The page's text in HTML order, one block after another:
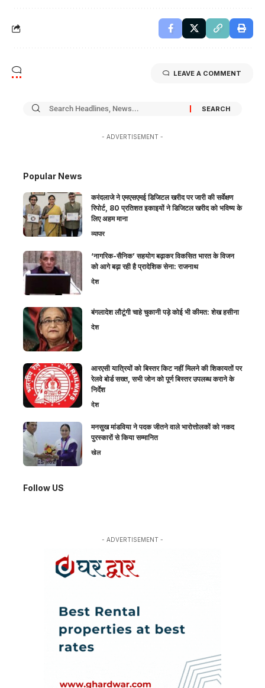
LEAVE A COMMENT
- ADVERTISEMENT -
Popular News
करंदलाजे ने एमएसएमई डिजिटल खरीद पर जारी की सर्वेक्षण
रिपोर्ट, 80 प्रतिशत इकाइयों ने डिजिटल खरीद को भविष्य के
लिए अहम माना
व्यापार
‘नागरिक-सैनिक’ सहयोग बढ़ाकर विकसित भारत के विजन
को आगे बढ़ा रही है प्रादेशिक सेना: राजनाथ
देश
बंगलादेश लौटूंगी चाहे चुकानी पड़े कोई भी कीमत: शेख हसीना
देश
आरएसी यात्रियों को बिस्तर किट नहीं मिलने की शिकायतों पर
रेलवे बोर्ड सख्त, सभी जोन को पूर्ण बिस्तर उपलब्ध कराने के
निर्देश
देश
मनसुख मांडविया ने पदक जीतने वाले भारोत्तोलकों को नकद
पुरस्कारों से किया सम्मानित
खेल
Follow US
- ADVERTISEMENT -